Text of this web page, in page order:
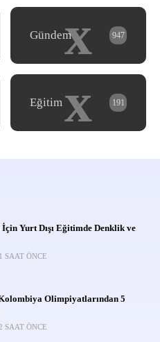
x
Gündem 947
x
Eğitim 191
Yurt Dışı Eğitimde Denklik ve
11 SAAT ÖNCE
Olimpiyatlarından 5
12 SAAT ÖNCE